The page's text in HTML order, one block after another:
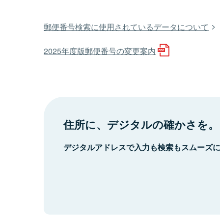
郵便番号検索に使用されているデータについて
2025年度版郵便番号の変更案内
住所に、デジタルの確かさを。
デジタルアドレスで入力も検索もスムーズ